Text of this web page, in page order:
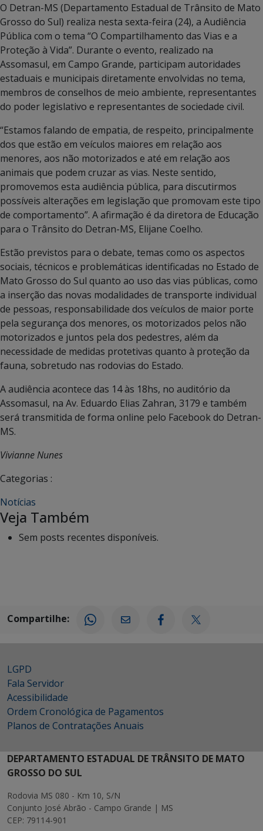
O Detran-MS (Departamento Estadual de Trânsito de Mato
Grosso do Sul) realiza nesta sexta-feira (24), a Audiência
Pública com o tema “O Compartilhamento das Vias e a
Proteção à Vida”. Durante o evento, realizado na
Assomasul, em Campo Grande, participam autoridades
estaduais e municipais diretamente envolvidas no tema,
membros de conselhos de meio ambiente, representantes
do poder legislativo e representantes de sociedade civil.
“Estamos falando de empatia, de respeito, principalmente
dos que estão em veículos maiores em relação aos
menores, aos não motorizados e até em relação aos
animais que podem cruzar as vias. Neste sentido,
promovemos esta audiência pública, para discutirmos
possíveis alterações em legislação que promovam este tipo
de comportamento”. A afirmação é da diretora de Educação
para o Trânsito do Detran-MS, Elijane Coelho.
Estão previstos para o debate, temas como os aspectos
sociais, técnicos e problemáticas identificadas no Estado de
Mato Grosso do Sul quanto ao uso das vias públicas, como
a inserção das novas modalidades de transporte individual
de pessoas, responsabilidade dos veículos de maior porte
pela segurança dos menores, os motorizados pelos não
motorizados e juntos pela dos pedestres, além da
necessidade de medidas protetivas quanto à proteção da
fauna, sobretudo nas rodovias do Estado.
A audiência acontece das 14 às 18hs, no auditório da
Assomasul, na Av. Eduardo Elias Zahran, 3179 e também
será transmitida de forma online pelo Facebook do Detran-
MS.
Vivianne Nunes
Categorias :
Notícias
Veja Também
Sem posts recentes disponíveis.
Compartilhe:
LGPD
Fala Servidor
Acessibilidade
Ordem Cronológica de Pagamentos
Planos de Contratações Anuais
DEPARTAMENTO ESTADUAL DE TRÂNSITO DE MATO
GROSSO DO SUL
Rodovia MS 080 - Km 10, S/N
Conjunto José Abrão - Campo Grande | MS
CEP: 79114-901